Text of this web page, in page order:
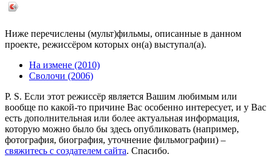
Ниже перечислены (мульт)фильмы, описанные в данном
проекте, режиссёром которых он(а) выступал(а).
На измене (2010)
Сволочи (2006)
P. S. Если этот режиссёр является Вашим любимым или
вообще по какой-то причине Вас особенно интересует, и у Вас
есть дополнительная или более актуальная информация,
которую можно было бы здесь опубликовать (например,
фотография, биография, уточнение фильмографии) –
свяжитесь с создателем сайта. Спасибо.